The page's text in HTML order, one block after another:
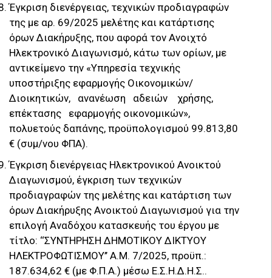
Έγκριση διενέργειας, τεχνικών προδιαγραφών
της με αρ. 69/2025 μελέτης και κατάρτισης
όρων Διακήρυξης, που αφορά τον Ανοιχτό
Ηλεκτρονικό Διαγωνισμό, κάτω των ορίων, με
αντικείμενο την «Υπηρεσία τεχνικής
υποστήριξης εφαρμογής Οικονομικών/
Διοικητικών, ανανέωση αδειών χρήσης,
επέκτασης εφαρμογής οικονομικών»,
πολυετούς δαπάνης, προϋπολογισμού 99.813,80
€ (συμ/νου ΦΠΑ).
Έγκριση διενέργειας Ηλεκτρονικού Ανοικτού
Διαγωνισμού, έγκριση των τεχνικών
προδιαγραφών της μελέτης και κατάρτιση των
όρων Διακήρυξης Ανοικτού Διαγωνισμού για την
επιλογή Αναδόχου κατασκευής του έργου με
τίτλο: ‘‘ΣΥΝΤΗΡΗΣΗ ΔΗΜΟΤΙΚΟΥ ΔΙΚΤΥΟΥ
ΗΛΕΚΤΡΟΦΩΤΙΣΜΟΥ’’ Α.Μ. 7/2025, προϋπ.:
187.634,62 € (με Φ.Π.Α.) μέσω Ε.Σ.Η.Δ.Η.Σ..